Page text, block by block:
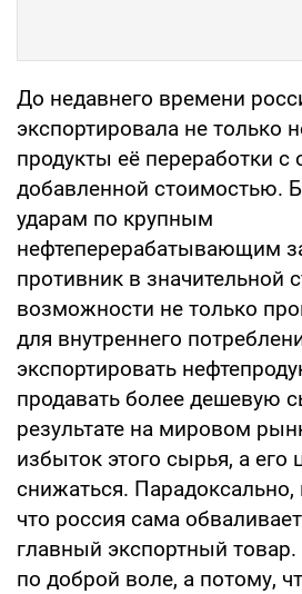
До недавнего времени
экспортировала не только
продукты её переработки с
добавленной стоимостью.
ударам по крупным
нефтеперерабатывающим
противник в значительной
возможности не только
для внутреннего
экспортировать
продавать более дешевую
результате на мировом
избыток этого сырья, а его
снижаться. Парадоксально,
что россия сама
главный экспортный товар.
по доброй воле, а потому,